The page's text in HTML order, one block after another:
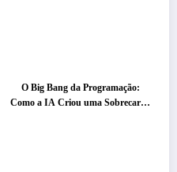
O Big Bang da Programação:
Como a IA Criou uma Sobrecarga